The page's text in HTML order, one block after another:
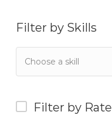
Filter by Skills
Filter by Rate